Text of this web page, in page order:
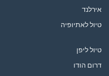
אירלנד
טיול לאתיופיה
טיול ליפן
דרום הודו